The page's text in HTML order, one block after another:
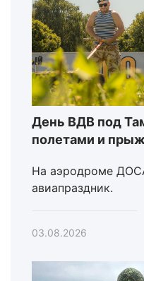
День ВДВ под
полетами и
На аэродроме
авиапраздник.
03.08.2026